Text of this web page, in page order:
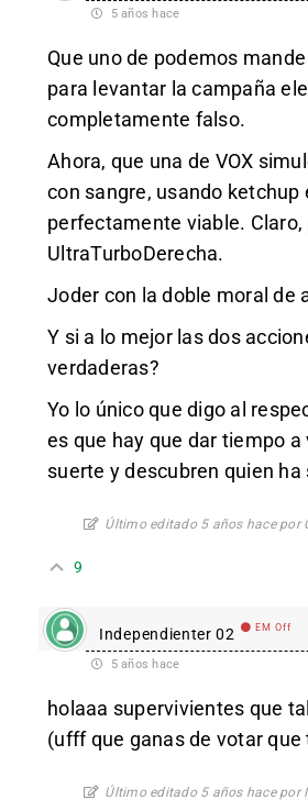
5 años hace
Que uno de podemos
para levantar la campaña
completamente falso.
Ahora, que una de VOX
con sangre, usando ketchup
perfectamente viable. Claro,
UltraTurboDerecha.
Joder con la doble moral de
Y si a lo mejor las dos
verdaderas?
Yo lo único que digo al
es que hay que dar tiempo a
suerte y descubren quien ha
Último editado 5 años hace por
9
Independienter 02 EM Off
5 años hace
holaaa supervivientes que
(ufff que ganas de votar que
Último editado 5 años hace por